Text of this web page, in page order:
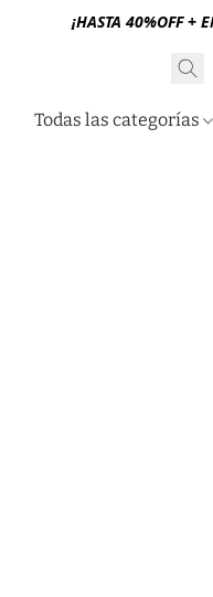
¡HASTA 40%OFF +
Todas las categorías